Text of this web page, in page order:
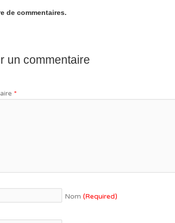
de commentaires.
un commentaire
*
Nom (Required)